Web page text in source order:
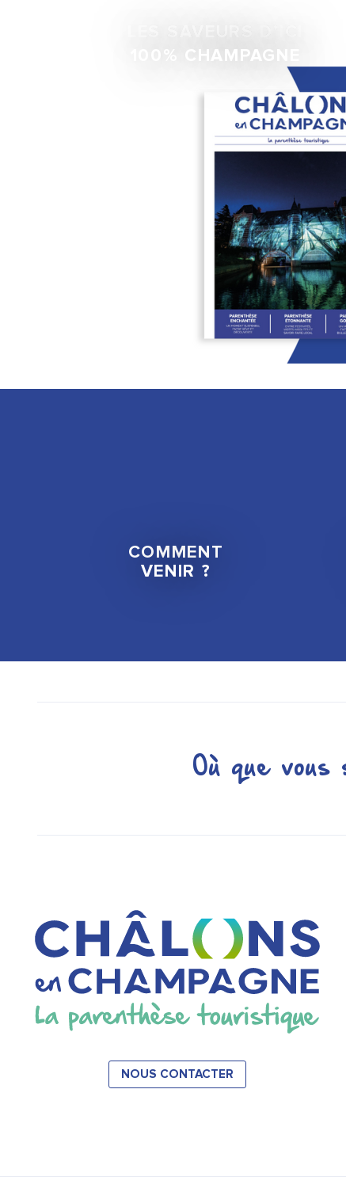
100% CHAMPAGNE
COMMENT
VENIR ?
Où que vous
NOUS CONTACTER